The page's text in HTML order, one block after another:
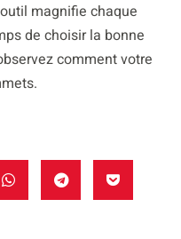
magnifie chaque
de choisir la bonne
comment votre